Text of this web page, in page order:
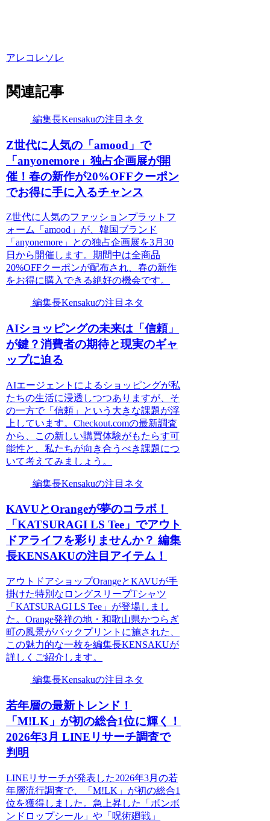
アレコレソレ
関連記事
編集長Kensakuの注目ネタ
Z世代に人気の「amood」で
「anyonemore」独占企画展が開
催！春の新作が20%OFFクーポン
でお得に手に入るチャンス
Z世代に人気のファッションプラットフ
ォーム「amood」が、韓国ブランド
「anyonemore」との独占企画展を3月30
日から開催します。期間中は全商品
20%OFFクーポンが配布され、春の新作
をお得に購入できる絶好の機会です。
編集長Kensakuの注目ネタ
AIショッピングの未来は「信頼」
が鍵？消費者の期待と現実のギャ
ップに迫る
AIエージェントによるショッピングが私
たちの生活に浸透しつつありますが、そ
の一方で「信頼」という大きな課題が浮
上しています。Checkout.comの最新調査
から、この新しい購買体験がもたらす可
能性と、私たちが向き合うべき課題につ
いて考えてみましょう。
編集長Kensakuの注目ネタ
KAVUとOrangeが夢のコラボ！
「KATSURAGI LS Tee」でアウト
ドアライフを彩りませんか？ 編集
長KENSAKUの注目アイテム！
アウトドアショップOrangeとKAVUが手
掛けた特別なロングスリーブTシャツ
「KATSURAGI LS Tee」が登場しまし
た。Orange発祥の地・和歌山県かつらぎ
町の風景がバックプリントに施された、
この魅力的な一枚を編集長KENSAKUが
詳しくご紹介します。
編集長Kensakuの注目ネタ
若年層の最新トレンド！
「M!LK」が初の総合1位に輝く！
2026年3月 LINEリサーチ調査で
判明
LINEリサーチが発表した2026年3月の若
年層流行調査で、「M!LK」が初の総合1
位を獲得しました。急上昇した「ボンボ
ンドロップシール」や「呪術廻戦」